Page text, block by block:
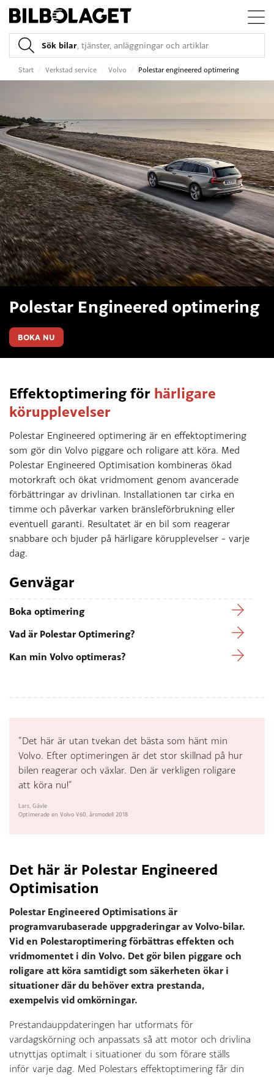
Sök bilar, tjänster, anläggningar och artiklar
Start Verkstad service Volvo Polestar engineered optimering
Polestar Engineered optimering
BOKA NU
Effektoptimering för härligare
körupplevelser
Polestar Engineered optimering är en effektoptimering
som gör din Volvo piggare och roligare att köra. Med
Polestar Engineered Optimisation kombineras ökad
motorkraft och ökat vridmoment genom avancerade
förbättringar av drivlinan. Installationen tar cirka en
timme och påverkar varken bränsleförbrukning eller
eventuell garanti. Resultatet är en bil som reagerar
snabbare och bjuder på härligare körupplevelser – varje
dag.
Genvägar
Boka optimering
Vad är Polestar Optimering?
Kan min Volvo optimeras?
”Det här är utan tvekan det bästa som hänt min
Volvo. Efter optimeringen är det stor skillnad på hur
bilen reagerar och växlar. Den är verkligen roligare
att köra nu!”
Lars, Gävle
Optimerade en Volvo V60, årsmodell 2018
Det här är Polestar Engineered
Optimisation
Polestar Engineered Optimisations är
programvarubaserade uppgraderingar av Volvo-bilar.
Vid en Polestaroptimering förbättras effekten och
vridmomentet i din Volvo. Det gör bilen piggare och
roligare att köra samtidigt som säkerheten ökar i
situationer där du behöver extra prestanda,
exempelvis vid omkörningar.
Prestandauppdateringen har utformats för
vardagskörning och anpassats så att motor och drivlina
utnyttjas optimalt i situationer du som förare ställs
inför varje dag. Med Polestars effektoptimering får din